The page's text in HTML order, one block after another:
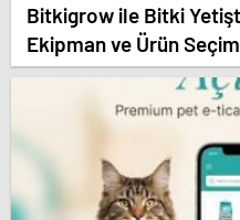
Bitkigrow ile Bitki
Ekipman ve Ürün